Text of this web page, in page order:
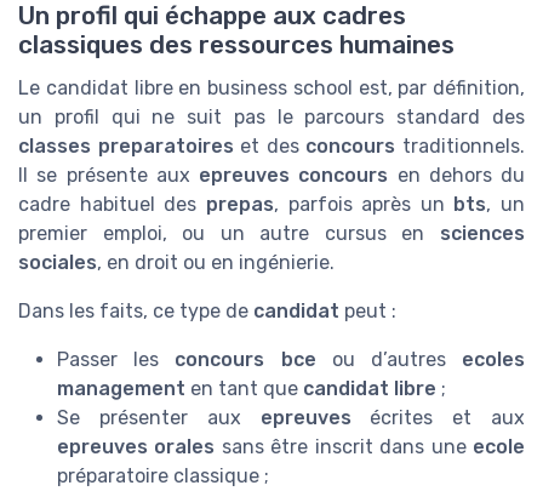
Un profil qui échappe aux cadres
classiques des ressources humaines
Le candidat libre en business school est, par définition,
un profil qui ne suit pas le parcours standard des
classes preparatoires et des concours traditionnels.
Il se présente aux epreuves concours en dehors du
cadre habituel des prepas, parfois après un bts, un
premier emploi, ou un autre cursus en sciences
sociales, en droit ou en ingénierie.
Dans les faits, ce type de candidat peut :
Passer les concours bce ou d’autres ecoles
management en tant que candidat libre ;
Se présenter aux epreuves écrites et aux
epreuves orales sans être inscrit dans une ecole
préparatoire classique ;